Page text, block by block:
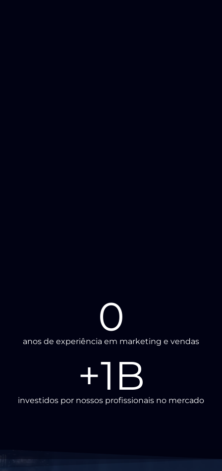
anos de experiência em marketing e vendas
0
investidos por nossos profissionais no mercado
+1B